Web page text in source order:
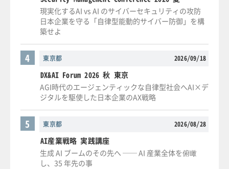
現実化するAI vs AI のサイバーセキュリティの攻防
日本企業を守る「自律型能動的サイバー防御」を構
築せよ
東京都 2026/09/18
4
DX&AI Forum 2026 秋 東京
AGI時代のエージェンティックな自律型社会へAI×デ
ジタルを駆使した日本企業のAX戦略
東京都 2026/08/28
5
AI産業戦略 実践講座
生成 AI ブームのその先へ ── AI 産業全体を俯瞰
し、35 年先の事